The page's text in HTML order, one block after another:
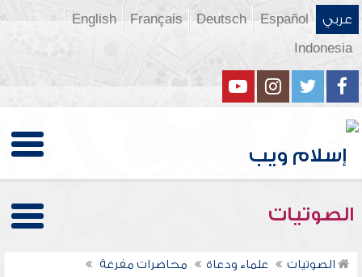
عربي Español
Deutsch
Français
English
Indonesia
الصوتيات
الصوتيات علماء ودعاة
محاضرات مفرغة